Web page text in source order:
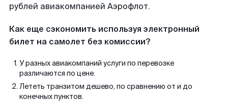
рублей авиакомпанией Аэрофлот.
Как еще сэкономить используя электронный
билет на самолет без комиссии?
У разных авиакомпаний услуги по перевозке
различаются по цене.
Лететь транзитом дешево, по сравнению от и до
конечных пунктов.